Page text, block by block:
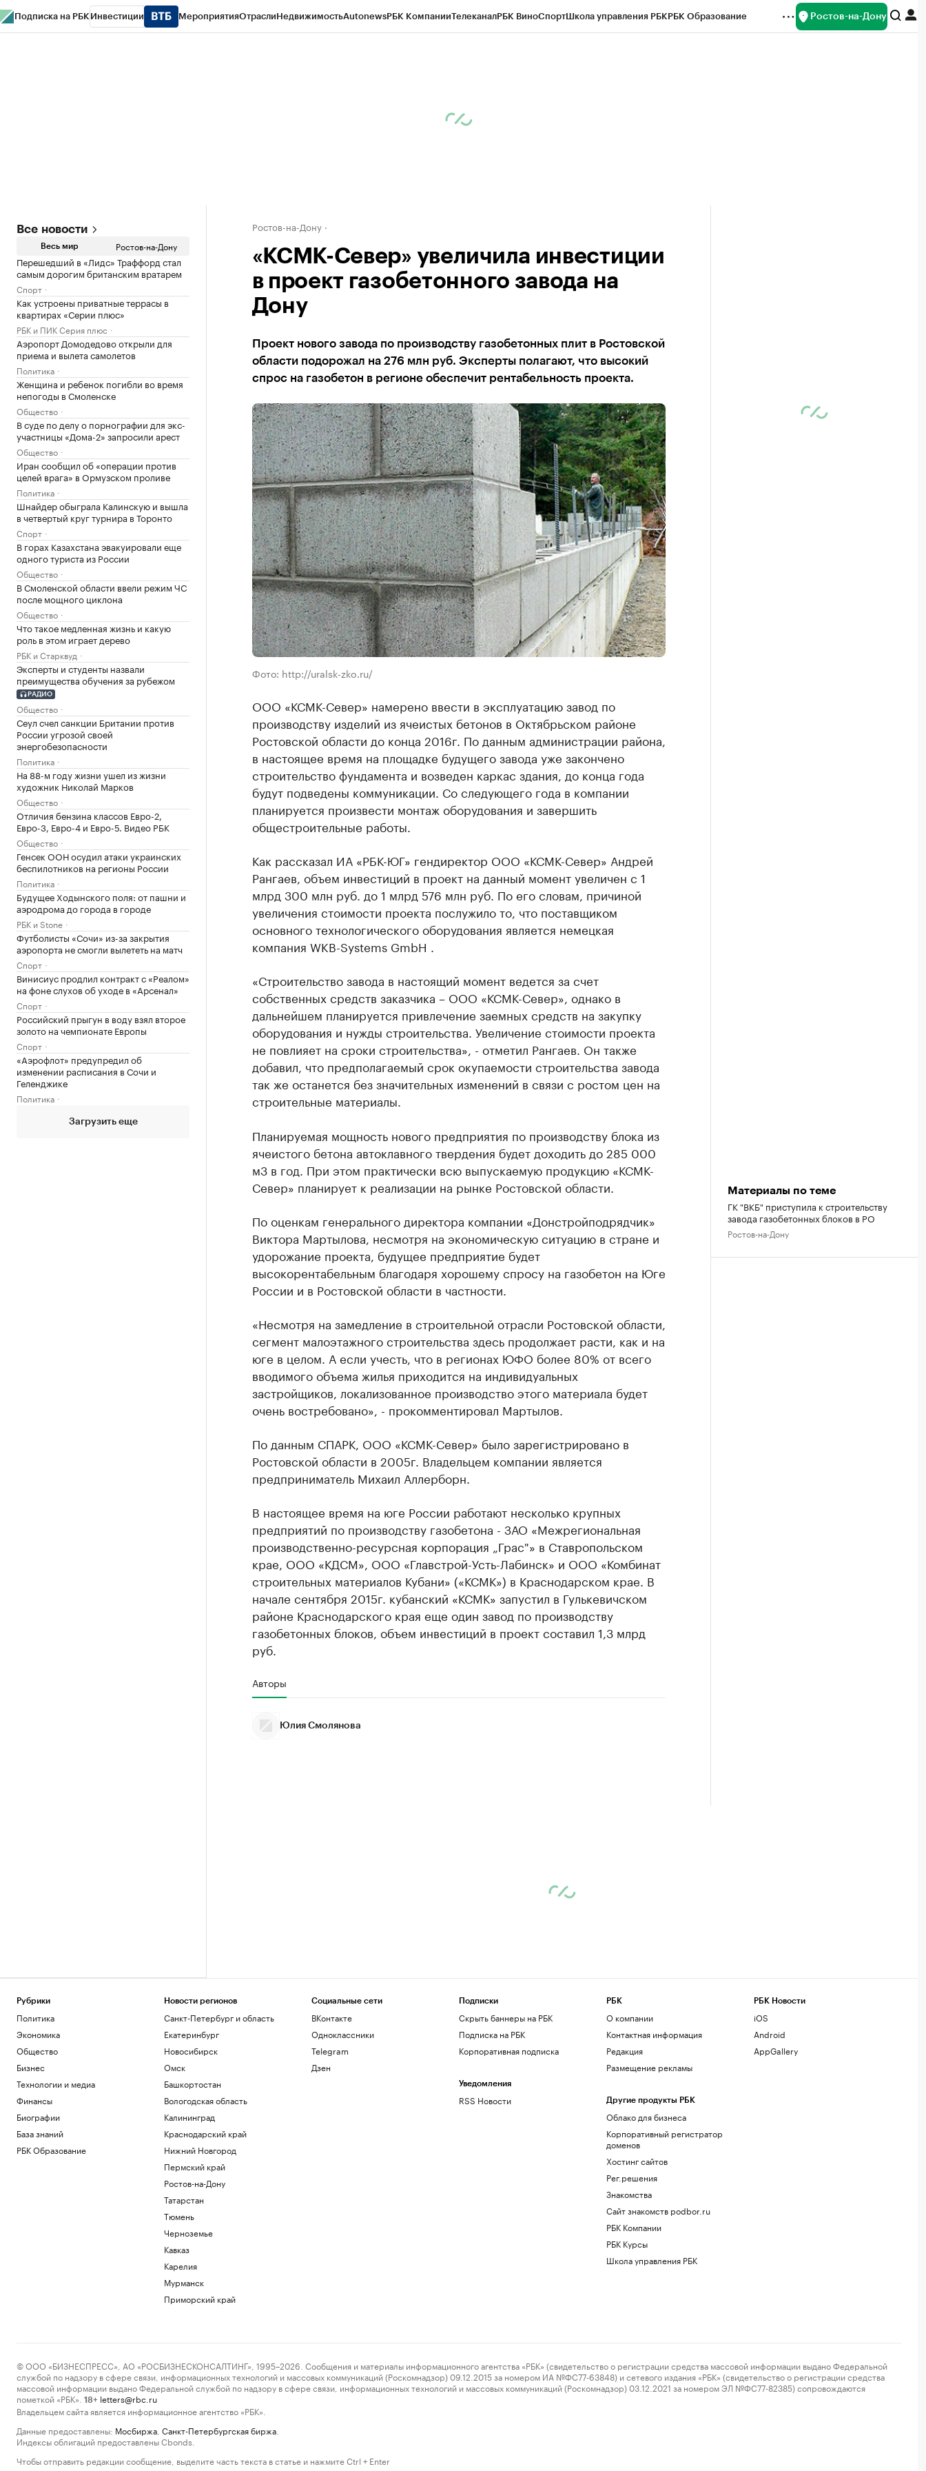
Подписка на РБК Инвестиции МероприятияОтраслиНедвижимостьAutonewsРБК КомпанииТелеканалРБК ВиноСпортШкола управления РБКРБК Образование Ростов-на-Дону
Все новости
Весь мир Ростов-на-Дону
Перешедший в «Лидс» Траффорд стал
самым дорогим британским вратарем
Спорт
Как устроены приватные террасы в
квартирах «Серии плюс»
РБК и ПИК Серия плюс
Аэропорт Домодедово открыли для
приема и вылета самолетов
Политика
Женщина и ребенок погибли во время
непогоды в Смоленске
Общество
В суде по делу о порнографии для экс-
участницы «Дома-2» запросили арест
Общество
Иран сообщил об «операции против
целей врага» в Ормузском проливе
Политика
Шнайдер обыграла Калинскую и вышла
в четвертый круг турнира в Торонто
Спорт
В горах Казахстана эвакуировали еще
одного туриста из России
Общество
В Смоленской области ввели режим ЧС
после мощного циклона
Общество
Что такое медленная жизнь и какую
роль в этом играет дерево
РБК и Старквуд
Эксперты и студенты назвали
преимущества обучения за рубежом
РАДИО
Общество
Сеул счел санкции Британии против
России угрозой своей
энергобезопасности
Политика
На 88-м году жизни ушел из жизни
художник Николай Марков
Общество
Отличия бензина классов Евро-2,
Евро-3, Евро-4 и Евро-5. Видео РБК
Общество
Генсек ООН осудил атаки украинских
беспилотников на регионы России
Политика
Будущее Ходынского поля: от пашни и
аэродрома до города в городе
РБК и Stone
Футболисты «Сочи» из-за закрытия
аэропорта не смогли вылететь на матч
Спорт
Винисиус продлил контракт с «Реалом»
на фоне слухов об уходе в «Арсенал»
Спорт
Российский прыгун в воду взял второе
золото на чемпионате Европы
Спорт
«Аэрофлот» предупредил об
изменении расписания в Сочи и
Геленджике
Политика
Загрузить еще
Ростов-на-Дону
«КСМК-Север» увеличила инвестиции
в проект газобетонного завода на
Дону
Проект нового завода по производству газобетонных плит в Ростовской
области подорожал на 276 млн руб. Эксперты полагают, что высокий
спрос на газобетон в регионе обеспечит рентабельность проекта.
Фото: http://uralsk-zko.ru/
ООО «КСМК-Север» намерено ввести в эксплуатацию завод по
производству изделий из ячеистых бетонов в Октябрьском районе
Ростовской области до конца 2016г. По данным администрации района,
в настоящее время на площадке будущего завода уже закончено
строительство фундамента и возведен каркас здания, до конца года
будут подведены коммуникации. Со следующего года в компании
планируется произвести монтаж оборудования и завершить
общестроительные работы.
Как рассказал ИА «РБК-ЮГ» гендиректор ООО «КСМК-Север» Андрей
Рангаев, объем инвестиций в проект на данный момент увеличен с 1
млрд 300 млн руб. до 1 млрд 576 млн руб. По его словам, причиной
увеличения стоимости проекта послужило то, что поставщиком
основного технологического оборудования является немецкая
компания WKB-Systems GmbH .
«Строительство завода в настоящий момент ведется за счет
собственных средств заказчика – ООО «КСМК-Север», однако в
дальнейшем планируется привлечение заемных средств на закупку
оборудования и нужды строительства. Увеличение стоимости проекта
не повлияет на сроки строительства», - отметил Рангаев. Он также
добавил, что предполагаемый срок окупаемости строительства завода
так же останется без значительных изменений в связи с ростом цен на
строительные материалы.
Планируемая мощность нового предприятия по производству блока из
ячеистого бетона автоклавного твердения будет доходить до 285 000
м3 в год. При этом практически всю выпускаемую продукцию «КСМК-
Север» планирует к реализации на рынке Ростовской области.
По оценкам генерального директора компании «Донстройподрядчик»
Виктора Мартылова, несмотря на экономическую ситуацию в стране и
удорожание проекта, будущее предприятие будет
высокорентабельным благодаря хорошему спросу на газобетон на Юге
России и в Ростовской области в частности.
«Несмотря на замедление в строительной отрасли Ростовской области,
сегмент малоэтажного строительства здесь продолжает расти, как и на
юге в целом. А если учесть, что в регионах ЮФО более 80% от всего
вводимого объема жилья приходится на индивидуальных
застройщиков, локализованное производство этого материала будет
очень востребовано», - прокомментировал Мартылов.
По данным СПАРК, ООО «КСМК-Север» было зарегистрировано в
Ростовской области в 2005г. Владельцем компании является
предприниматель Михаил Аллерборн.
В настоящее время на юге России работают несколько крупных
предприятий по производству газобетона - ЗАО «Межрегиональная
производственно-ресурсная корпорация „Грас"» в Ставропольском
крае, ООО «КДСМ», ООО «Главстрой-Усть-Лабинск» и ООО «Комбинат
строительных материалов Кубани» («КСМК») в Краснодарском крае. В
начале сентября 2015г. кубанский «КСМК» запустил в Гулькевичском
районе Краснодарского края еще один завод по производству
газобетонных блоков, объем инвестиций в проект составил 1,3 млрд
руб.
Авторы
Юлия Смолянова
Материалы по теме
ГК "ВКБ" приступила к строительству
завода газобетонных блоков в РО
Ростов-на-Дону
Рубрики
Политика
Экономика
Общество
Бизнес
Технологии и медиа
Финансы
Биографии
База знаний
РБК Образование
Новости регионов
Санкт-Петербург и область
Екатеринбург
Новосибирск
Омск
Башкортостан
Вологодская область
Калининград
Краснодарский край
Нижний Новгород
Пермский край
Ростов-на-Дону
Татарстан
Тюмень
Черноземье
Кавказ
Карелия
Мурманск
Приморский край
Социальные сети
ВКонтакте
Одноклассники
Telegram
Дзен
Подписки
Скрыть баннеры на РБК
Подписка на РБК
Корпоративная подписка
Уведомления
RSS Новости
РБК
О компании
Контактная информация
Редакция
Размещение рекламы
Другие продукты РБК
Облако для бизнеса
Корпоративный регистратор
доменов
Хостинг сайтов
Рег.решения
Знакомства
Сайт знакомств podbor.ru
РБК Компании
РБК Курсы
Школа управления РБК
РБК Новости
iOS
Android
AppGallery
© ООО «БИЗНЕСПРЕСС», АО «РОСБИЗНЕСКОНСАЛТИНГ», 1995–2026. Сообщения и материалы информационного агентства «РБК» (свидетельство о регистрации средства массовой информации выдано Федеральной
службой по надзору в сфере связи, информационных технологий и массовых коммуникаций (Роскомнадзор) 09.12.2015 за номером ИА №ФС77-63848) и сетевого издания «РБК» (свидетельство о регистрации средства
массовой информации выдано Федеральной службой по надзору в сфере связи, информационных технологий и массовых коммуникаций (Роскомнадзор) 03.12.2021 за номером ЭЛ №ФС77-82385) сопровождаются
пометкой «РБК».
18+ letters@rbc.ru
Владельцем сайта является информационное агентство «РБК».
Данные предоставлены: Мосбиржа Санкт-Петербургская биржа
Индексы облигаций предоставлены Cbonds.
Чтобы отправить редакции сообщение, выделите часть текста в статье и нажмите Ctrl + Enter